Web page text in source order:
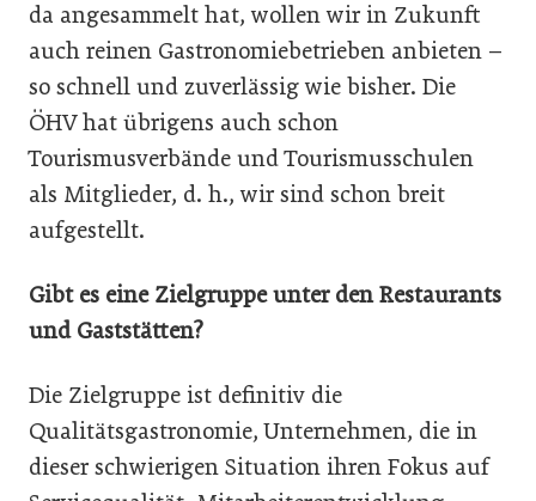
da angesammelt hat, wollen wir in Zukunft
auch reinen Gastronomiebetrieben anbieten –
so schnell und zuverlässig wie bisher. Die
ÖHV hat übrigens auch schon
Tourismusverbände und Tourismusschulen
als Mitglieder, d. h., wir sind schon breit
aufgestellt.
Gibt es eine Zielgruppe unter den Restaurants
und Gaststätten?
Die Zielgruppe ist definitiv die
Qualitätsgastronomie, Unternehmen, die in
dieser schwierigen Situation ihren Fokus auf